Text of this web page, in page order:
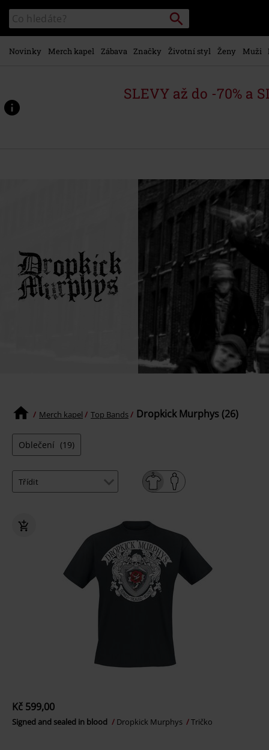
hlavnímu
obsahu
Katalog
vyhledávání
Vyhledávání
Novinky Merch kapel Zábava Značky Životní styl Ženy Muži
SLEVY až do -70% a
Merch kapel Top Bands Dropkick Murphys (26)
Oblečení (19)
Kč 599,00
Signed and sealed in blood Dropkick Murphys Tričko